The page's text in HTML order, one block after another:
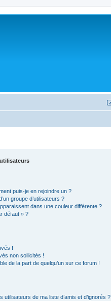
puis-je en rejoindre un ?
groupe d’utilisateurs ?
dans une couleur différente ?
défaut » ?
!
non sollicités !
de la part de quelqu’un sur ce forum !
de ma liste d’amis et d’ignorés ?